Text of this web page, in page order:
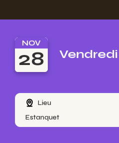
NOV
28
Lieu
Estanquet